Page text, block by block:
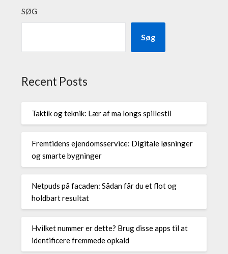
SØG
Søg
Recent Posts
Taktik og teknik: Lær af ma longs spillestil
Fremtidens ejendomsservice: Digitale løsninger
og smarte bygninger
Netpuds på facaden: Sådan får du et flot og
holdbart resultat
Hvilket nummer er dette? Brug disse apps til at
identificere fremmede opkald